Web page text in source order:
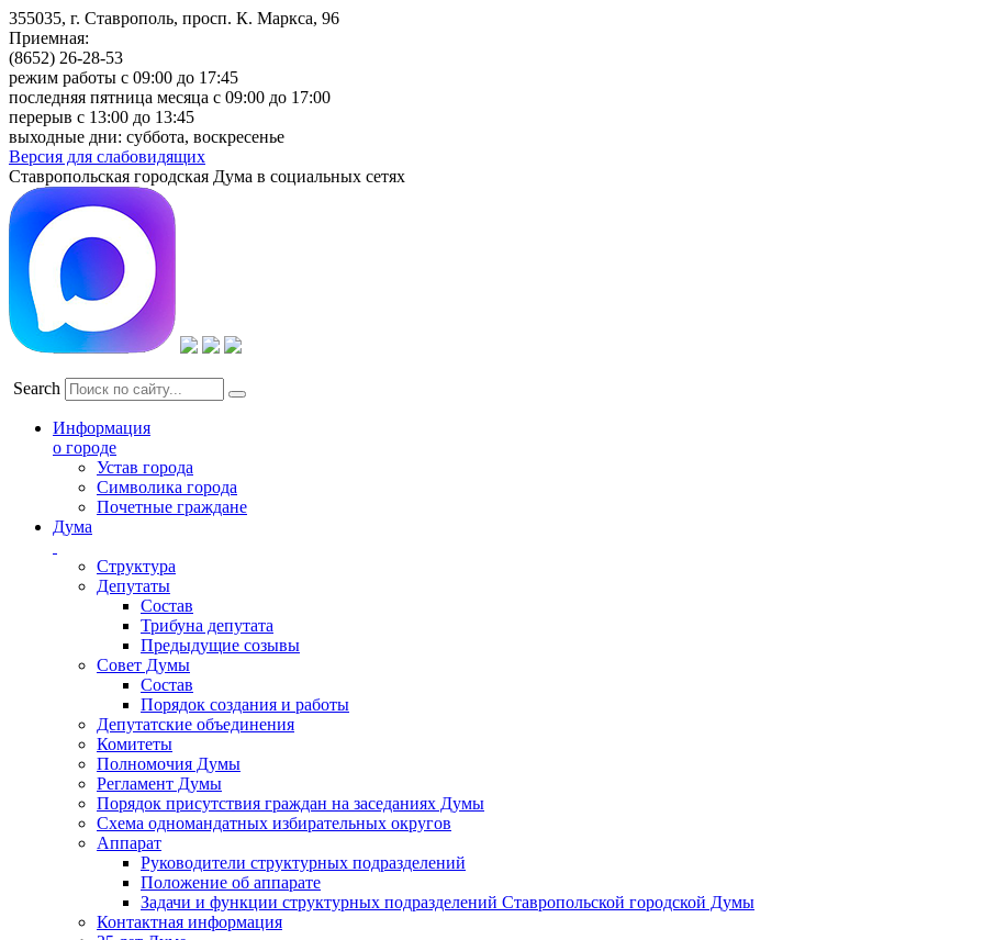
355035, г. Ставрополь, просп. К. Маркса, 96
Приемная:
(8652) 26-28-53
режим работы с 09:00 до 17:45
последняя пятница месяца с 09:00 до 17:00
перерыв с 13:00 до 13:45
выходные дни: суббота, воскресенье
Версия для слабовидящих
Ставропольская городская Дума в социальных сетях
Search
Информация
о городе
Устав города
Символика города
Почетные граждане
Дума
Структура
Депутаты
Состав
Трибуна депутата
Предыдущие созывы
Совет Думы
Состав
Порядок создания и работы
Депутатские объединения
Комитеты
Полномочия Думы
Регламент Думы
Порядок присутствия граждан на заседаниях Думы
Схема одномандатных избирательных округов
Аппарат
Руководители структурных подразделений
Положение об аппарате
Задачи и функции структурных подразделений Ставропольской городской Думы
Контактная информация